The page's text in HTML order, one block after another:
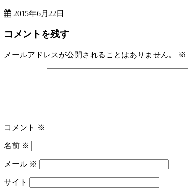
2015年6月22日
コメントを残す
メールアドレスが公開されることはありません。 ※
コメント ※
名前 ※
メール ※
サイト